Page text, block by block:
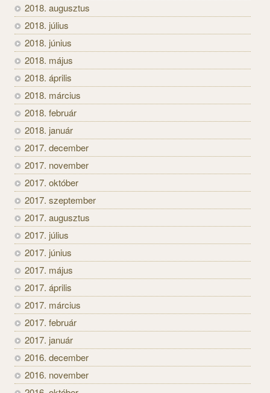
2018. augusztus
2018. július
2018. június
2018. május
2018. április
2018. március
2018. február
2018. január
2017. december
2017. november
2017. október
2017. szeptember
2017. augusztus
2017. július
2017. június
2017. május
2017. április
2017. március
2017. február
2017. január
2016. december
2016. november